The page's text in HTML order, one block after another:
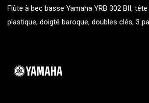
Flûte à bec basse Yamaha YRB 302 BII, tête
plastique, doigté baroque, doubles clés, 3